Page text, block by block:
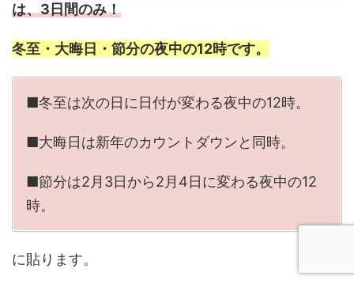
は、3日間のみ！
冬至・大晦日・節分の夜中の12時です。
■冬至は次の日に日付が変わる夜中の12時。
■大晦日は新年のカウントダウンと同時。
■節分は2月3日から2月4日に変わる夜中の12
時。
に貼ります。